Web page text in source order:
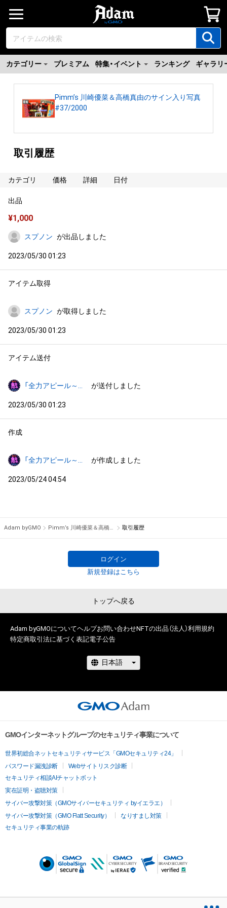
カテゴリー プレミアム 特集・イベント ランキング ギャラリ
Pimm’s 川崎優菜＆高橋真由のサイン入り写真
#37/2000
取引履歴
カテゴリ 価格 詳細 日付
出品
¥1,000
スプノン が出品しました
2023/05/30 01:23
アイテム取得
スプノン が取得しました
2023/05/30 01:23
アイテム送付
が送付しました
2023/05/30 01:23
作成
が作成しました
2023/05/24 04:54
Adam byGMO Pimm’s 川崎優菜＆高橋真由のサイン入り写真 #37/2000 取引履歴
ログイン
新規登録はこちら
トップへ戻る
Adam byGMOについてヘルプお問い合わせNFTの出品（法人）利用規約
特定商取引法に基づく表記電子公告
GMOインターネットグループのセキュリティ事業について
世界初総合ネットセキュリティサービス「GMOセキュリティ24」
パスワード漏洩診断
Webサイトリスク診断
セキュリティ相談AIチャットボット
実在証明・盗聴対策
サイバー攻撃対策（GMOサイバーセキュリティ byイエラエ）
サイバー攻撃対策（GMO Flatt Security）
なりすまし対策
セキュリティ事業の軌跡